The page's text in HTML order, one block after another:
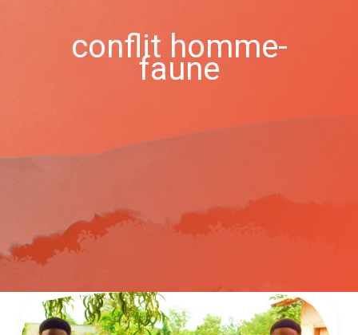
conflit homme-
faune
Favoriser
la